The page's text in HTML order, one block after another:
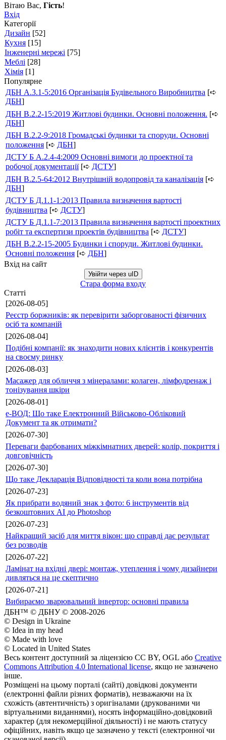
Вітаю Вас, Гість!
Вхід
Категорії
Дизайн [52]
Кухня [15]
Інженерні мережі [75]
Меблі [28]
Хімія [1]
Популярне
ДБН А.3.1-5:2016 Організація Будівельного Виробництва [➪
ДБН]
ДБН В.2.2-15:2019 Житлові будинки. Основні положення. [➪
ДБН]
ДБН В.2.2-9:2018 Громадські будинки та споруди. Основні
положення [➪ ДБН]
ДСТУ Б А.2.4-4:2009 Основні вимоги до проектної та
робочої документації[➪ ДСТУ]
ДБН В.2.5-64:2012 Внутрішній водопровід та каналізація [➪
ДБН]
ДСТУ Б Д.1.1-1:2013 Правила визначення вартості
будівництва [➪ ДСТУ]
ДСТУ Б Д.1.1-7:2013 Правила визначення вартості проектних
робіт та експертизи проектів будівництва [➪ ДСТУ]
ДБН В.2.2-15-2005 Будинки і споруди. Житлові будинки.
Основні положення [➪ ДБН]
Вхід на сайт
Увійти через uID
Стара форма входу
Статті
[2026-08-05]
Реєстр боржників: як перевірити заборгованості фізичних
осіб та компаній
[2026-08-04]
Подібні компанії: як знаходити нових клієнтів і конкурентів
на своєму ринку
[2026-08-03]
Масажер для обличчя з мінералами: колаген, лімфодренаж і
тонізування шкіри
[2026-08-01]
е-ВОД: Що таке Електронний Військово-Обліковий
Документ та як отримати?
[2026-07-30]
Переваги фарбованих міжкімнатних дверей: колір, покриття і
довговічність
[2026-07-30]
Що таке Декларація Відповідності та коли вона потрібна
[2026-07-23]
Як прибрати водяний знак з фото: 6 інструментів від
безкоштовних AI до Photoshop
[2026-07-23]
Найкращий засіб для миття вікон: що справді дає результат
без розводів
[2026-07-22]
Ламінат на вхідні двері: монтаж, утеплення і чому дизайнери
дивляться на це скептично
[2026-07-21]
Вибираємо зварювальний інвертор: основні правила
ДБН™ © ДБНУ © 2008-2026
© Design in Ukraine
© Idea in my head
© Made with love
© Located in United States
Весь контент доступний за ліцензією CC BY, OGL або Creative
Commons Attribution 4.0 International license, якщо не зазначено
інше.
Розміщені на цьому порталі (сайті) довідкові документи
(електронні файли різних форматів), незважаючи на їх
схожість (автентичність) з оригіналами (друкованими чи
віртуальними виданнями), носять інформаційно-довідковий
характер (для некомерційної діяльності) і не мають статусу
офіційних, навіть якщо це зазначено у тексті (електронної чи